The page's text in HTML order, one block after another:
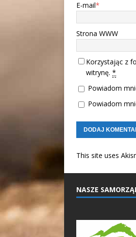
E-mail*
Strona WWW
Korzystając z
witrynę. *
Powiadom
Powiadom
This site uses
NASZE